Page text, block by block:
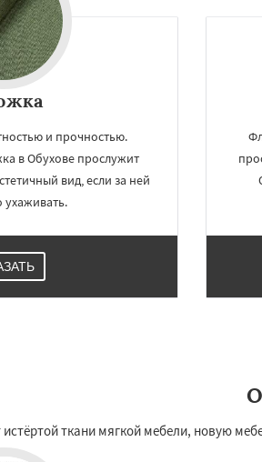
и прочностью.
в Обухове прослужит
вид, если за ней
ухаживать.
ткани мягкой мебели, новую